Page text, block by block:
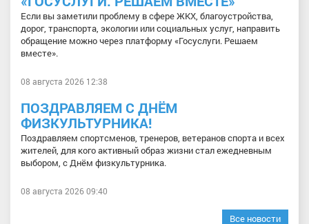
Если вы заметили проблему в сфере ЖКХ, благоустройства,
дорог, транспорта, экологии или социальных услуг, направить
обращение можно через платформу «Госуслуги. Решаем
вместе».
08 августа 2026 12:38
ПОЗДРАВЛЯЕМ С ДНЁМ
ФИЗКУЛЬТУРНИКА!
Поздравляем спортсменов, тренеров, ветеранов спорта и всех
жителей, для кого активный образ жизни стал ежедневным
выбором, с Днём физкультурника.
08 августа 2026 09:40
Все новости